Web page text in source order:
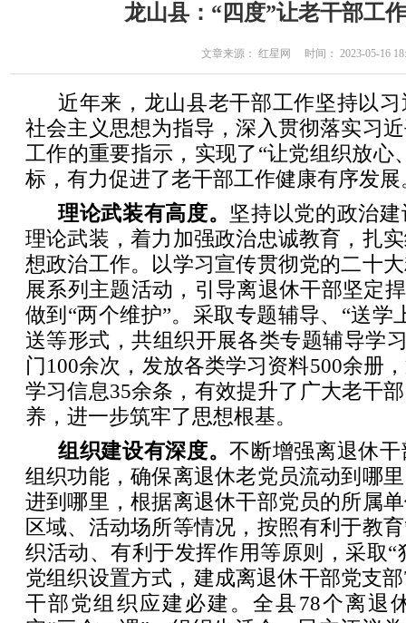
龙山县：“四度”让老干部工
文章来源： 红星网 时间： 2023-05-16
近年来，龙山县老干部工作坚持以
社会主义思想为指导，深入贯彻落实习
工作的重要指示，实现了“让党组织放心
标，有力促进了老干部工作健康有序发展
理论武装有高度。 坚持以党的政治
理论武装，着力加强政治忠诚教育，扎
想政治工作。以学习宣传贯彻党的二十
展系列主题活动，引导离退休干部坚定
做到“两个维护”。采取专题辅导、“送学
送等形式，共组织开展各类专题辅导学
门100余次，发放各类学习资料500余册
学习信息35余条，有效提升了广大老干
养，进一步筑牢了思想根基。
组织建设有深度。不断增强离退休
组织功能，确保离退休老党员流动到哪
进到哪里，根据离退休干部党员的所属
区域、活动场所等情况，按照有利于教
织活动、有利于发挥作用等原则，采取“
党组织设置方式，建成离退休干部党支
干部党组织应建必建。全县78个离退